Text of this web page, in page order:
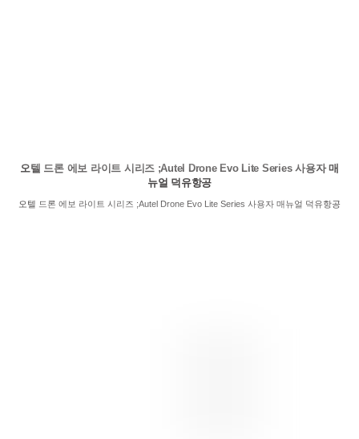
오텔 드론 에보 라이트 시리즈 ;Autel Drone Evo Lite Series 사용자 매
뉴얼 덕유항공
오텔 드론 에보 라이트 시리즈 ;Autel Drone Evo Lite Series 사용자 매뉴얼 덕유항공